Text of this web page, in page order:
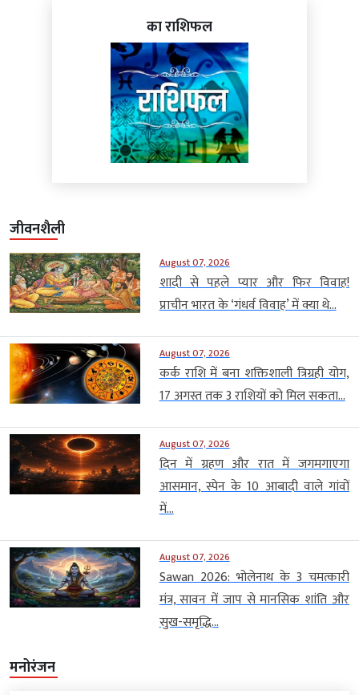
का राशिफल
जीवनशैली
August 07, 2026
शादी से पहले प्यार और फिर विवाह!
प्राचीन भारत के ‘गंधर्व विवाह’ में क्या थे...
August 07, 2026
कर्क राशि में बना शक्तिशाली त्रिग्रही योग,
17 अगस्त तक 3 राशियों को मिल सकता...
August 07, 2026
दिन में ग्रहण और रात में जगमगाएगा
आसमान, स्पेन के 10 आबादी वाले गांवों
में...
August 07, 2026
Sawan 2026: भोलेनाथ के 3 चमत्कारी
मंत्र, सावन में जाप से मानसिक शांति और
सुख-समृद्धि...
मनोरंजन